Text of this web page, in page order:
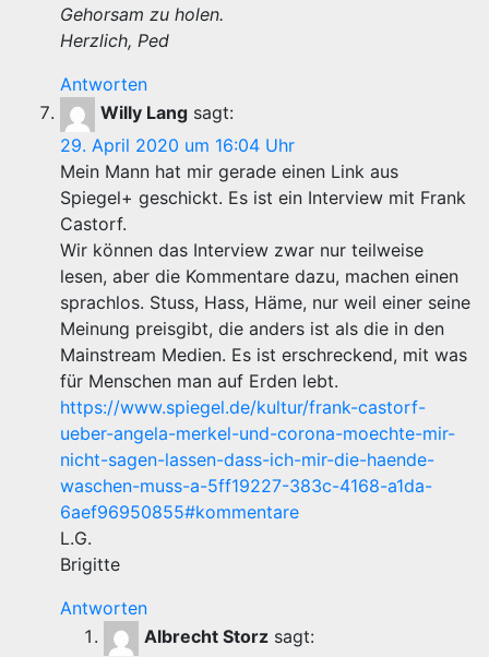
Gehorsam zu holen.
Herzlich, Ped
Antworten
Willy Lang sagt:
29. April 2020 um 16:04 Uhr
Mein Mann hat mir gerade einen Link aus
Spiegel+ geschickt. Es ist ein Interview mit Frank
Castorf.
Wir können das Interview zwar nur teilweise
lesen, aber die Kommentare dazu, machen einen
sprachlos. Stuss, Hass, Häme, nur weil einer seine
Meinung preisgibt, die anders ist als die in den
Mainstream Medien. Es ist erschreckend, mit was
für Menschen man auf Erden lebt.
https://www.spiegel.de/kultur/frank-castorf-
ueber-angela-merkel-und-corona-moechte-mir-
nicht-sagen-lassen-dass-ich-mir-die-haende-
waschen-muss-a-5ff19227-383c-4168-a1da-
6aef96950855#kommentare
L.G.
Brigitte
Antworten
Albrecht Storz sagt: